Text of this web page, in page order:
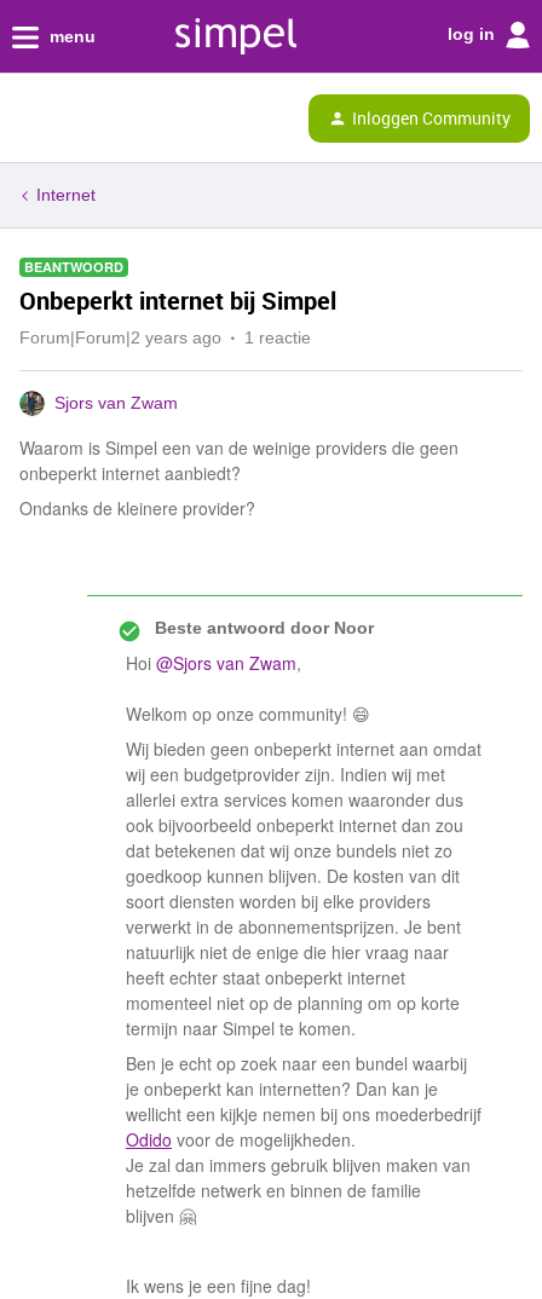
menu log in
Inloggen Community
Internet
BEANTWOORD
Onbeperkt internet bij Simpel
Forum|Forum|2 years ago 1 reactie
Sjors van Zwam
Waarom is Simpel een van de weinige providers die geen
onbeperkt internet aanbiedt?
Ondanks de kleinere provider?
Beste antwoord doorNoor
Hoi @Sjors van Zwam,
Welkom op onze community! 😄
Wij bieden geen onbeperkt internet aan omdat
wij een budgetprovider zijn. Indien wij met
allerlei extra services komen waaronder dus
ook bijvoorbeeld onbeperkt internet dan zou
dat betekenen dat wij onze bundels niet zo
goedkoop kunnen blijven. De kosten van dit
soort diensten worden bij elke providers
verwerkt in de abonnementsprijzen. Je bent
natuurlijk niet de enige die hier vraag naar
heeft echter staat onbeperkt internet
momenteel niet op de planning om op korte
termijn naar Simpel te komen.
Ben je echt op zoek naar een bundel waarbij
je onbeperkt kan internetten? Dan kan je
wellicht een kijkje nemen bij ons moederbedrijf
Odido voor de mogelijkheden.
Je zal dan immers gebruik blijven maken van
hetzelfde netwerk en binnen de familie
blijven 🤗
Ik wens je een fijne dag!